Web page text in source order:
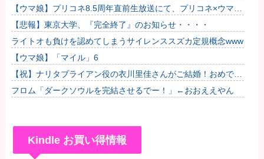
【ウマ娘】プリコネ8.5周年直前生放送にて、プリコネ×ウマ娘
コラボの開催について告知が！？今秋予定で詳細については後
日発...
【悲報】東京大学、『完全終了』のお知らせ・・・・
ライトオも負けを認めてしまうサイレンススズカ定規概念www
【ウマ娘】「マイル」6
【祝】ナリタブライアン役の衣川里佳さんがご結婚！おめでと
うございます！
フロム「ダークソウルを完結させるでー！」←おおええやん
Kindle お買い得情報